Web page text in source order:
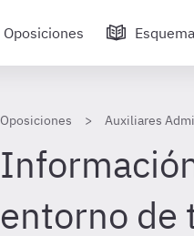
Oposiciones
Oposiciones Auxiliares
entorno de